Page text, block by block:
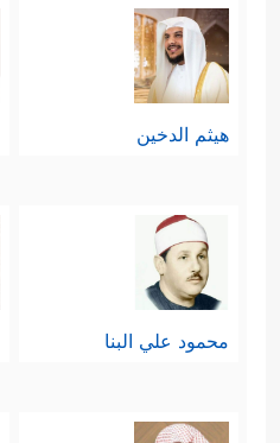
هيثم الدخين
محمود علي البنا